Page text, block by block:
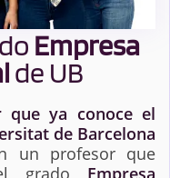
Empresa
de UB
que ya conoce el
de Barcelona
un profesor que
grado Empresa